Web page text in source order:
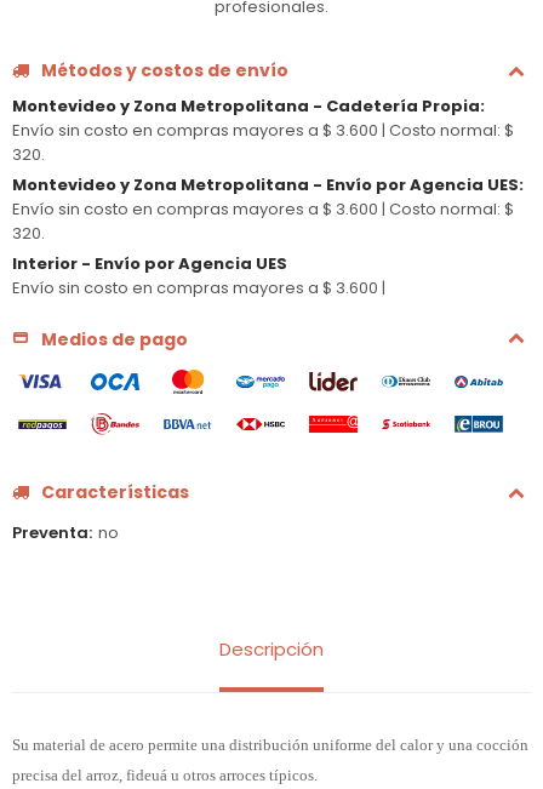
profesionales.
Métodos y costos de envío
Montevideo y Zona Metropolitana - Cadetería Propia:
Envío sin costo en compras mayores a $ 3.600 | Costo normal: $
320.
Montevideo y Zona Metropolitana - Envío por Agencia UES:
Envío sin costo en compras mayores a $ 3.600 | Costo normal: $
320.
Interior - Envío por Agencia UES
Envío sin costo en compras mayores a $ 3.600 |
Medios de pago
Características
Preventa no
Descripción
Su material de acero permite una distribución uniforme del calor y una cocción
precisa del arroz, fideuá u otros arroces típicos.